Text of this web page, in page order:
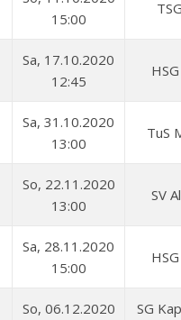
15:00
Sa, 17.10.2020
12:45
Sa, 31.10.2020
13:00
TuS
So, 22.11.2020
13:00
SV
Sa, 28.11.2020
15:00
So, 06.12.2020
SG